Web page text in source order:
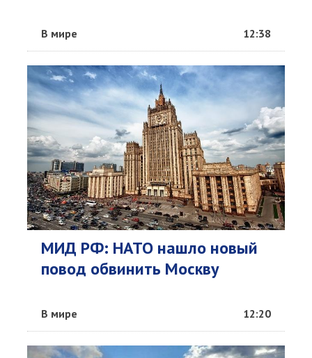
В мире 12:38
МИД РФ: НАТО нашло новый
повод обвинить Москву
В мире 12:20